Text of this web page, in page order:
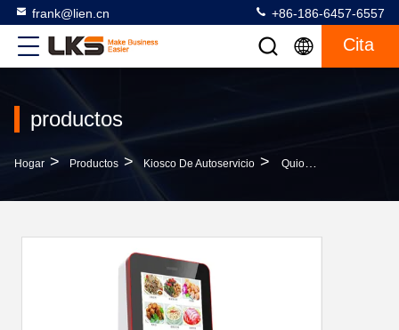
frank@lien.cn +86-186-6457-6557
Cita
productos
Hogar > Productos > Kiosco De Autoservicio > Quiosco Montado En La Pared Al Aire Libre Con El Código De Barras/la Máquina Derecha Del Quiosco De Las Multimedias